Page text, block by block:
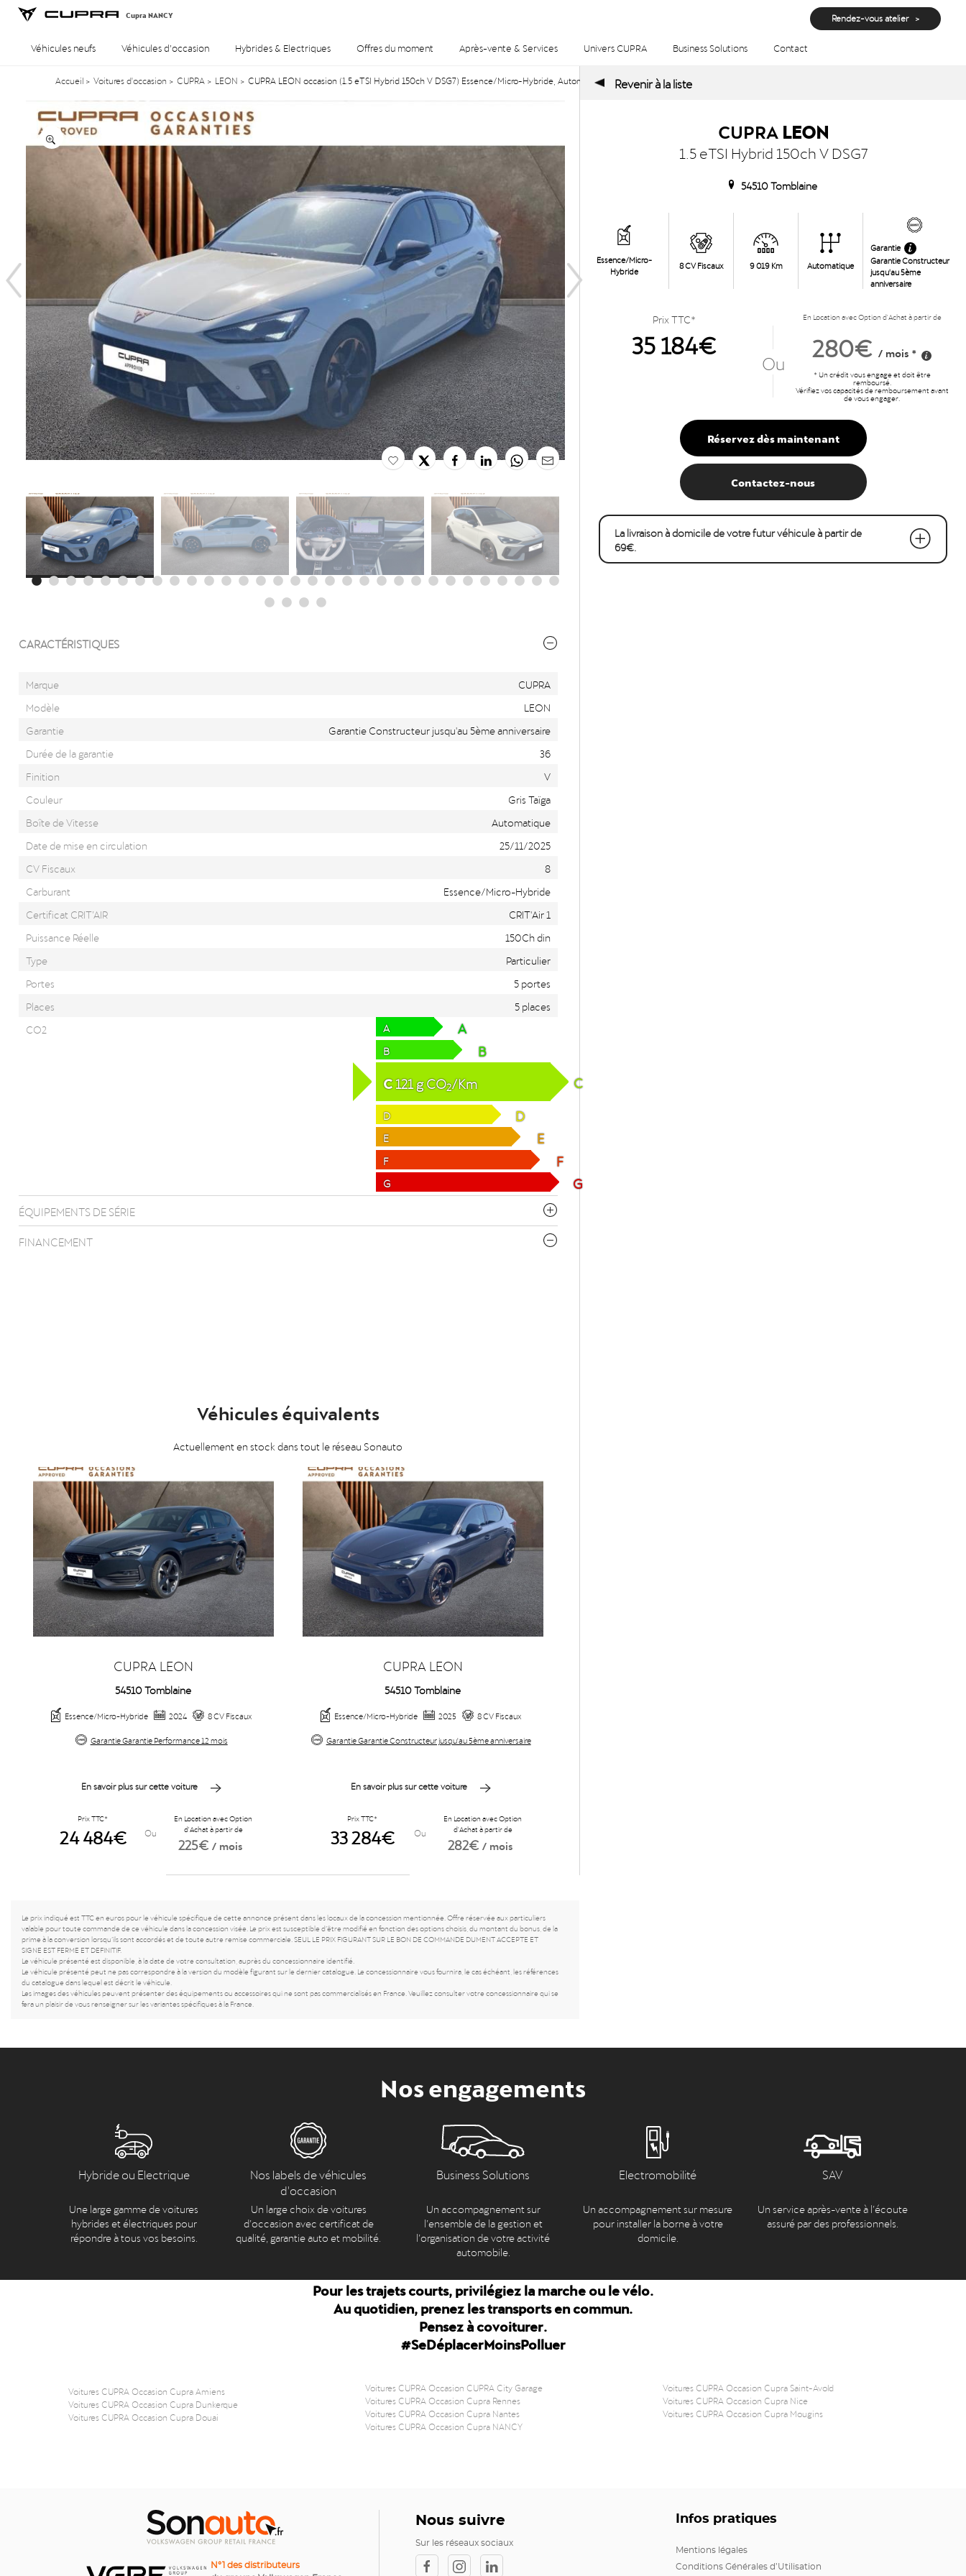
Cupra NANCY Rendez-vous atelier
Véhicules neufs Véhicules d’occasion Hybrides & Electriques Offres du moment Après-vente & Services Univers CUPRA Business Solutions Contact
Accueil > Voitures d'occasion > CUPRA > LEON > CUPRA LEON occasion (1.5 eTSI Hybrid 150ch V DSG7) Essence/Micro-Hybride, Automatique à Tomblaine
CARACTÉRISTIQUES
Marque
CUPRA
Modèle
LEON
Garantie
Garantie Constructeur jusqu'au 5ème anniversaire
Durée de la garantie
36
Finition
V
Couleur
Gris Taïga
Boîte de Vitesse
Automatique
Date de mise en circulation
25/11/2025
CV Fiscaux
8
Carburant
Essence/Micro-Hybride
Certificat CRIT’AIR
CRIT'Air 1
Puissance Réelle
150Ch din
Type
Particulier
Portes
5 portes
Places
5 places
CO2
A A
B B
C121gCO2/Km C
D D
E E
F F
G G
ÉQUIPEMENTS DE SÉRIE
FINANCEMENT
Véhicules équivalents
Actuellement en stock dans tout le réseau Sonauto
CUPRA LEON
54510 Tomblaine
Essence/Micro-Hybride 2024
8 CV Fiscaux
Garantie Garantie Performance 12 mois
En savoir plus sur cette voiture
Prix TTC*
24 484€ Ou
En Location avec Option
d'Achat à partir de
225€ / mois
CUPRA LEON
54510 Tomblaine
Essence/Micro-Hybride 2025
8 CV Fiscaux
Garantie Garantie Constructeur jusqu'au 5ème anniversaire
En savoir plus sur cette voiture
Prix TTC*
33 284€ Ou
En Location avec Option
d'Achat à partir de
282€ / mois
Revenir à la liste
CUPRA LEON
1.5 eTSI Hybrid 150ch V DSG7
54510 Tomblaine
Essence/Micro-
Hybride
8 CV Fiscaux 9 019 Km Automatique
Garantie
Garantie Constructeur
jusqu'au 5ème
anniversaire
Prix TTC*
35 184€
Ou
En Location avec Option d'Achat à partir de
280€ / mois *
* Un crédit vous engage et doit être
remboursé.
Vérifiez vos capacités de remboursement avant
de vous engager.
Réservez dès maintenant
Contactez-nous
La livraison à domicile de votre futur véhicule à partir de
69€.
Le prix indiqué est TTC en euros pour le véhicule spécifique de cette annonce présent dans les locaux de la concession mentionnée. Offre réservée aux particuliers
valable pour toute commande de ce véhicule dans la concession visée. Le prix est susceptible d’être modifié en fonction des options choisis, du montant du bonus, de la
prime à la conversion lorsqu’ils sont accordés et de toute autre remise commerciale. SEUL LE PRIX FIGURANT SUR LE BON DE COMMANDE DUMENT ACCEPTE ET
SIGNE EST FERME ET DEFINITIF.
Le véhicule présenté est disponible, à la date de votre consultation, auprès du concessionnaire identifié.
Le véhicule présenté peut ne pas correspondre à la version du modèle figurant sur le dernier catalogue. Le concessionnaire vous fournira, le cas échéant, les références
du catalogue dans lequel est décrit le véhicule.
Les images des véhicules peuvent présenter des équipements ou accessoires qui ne sont pas commercialisés en France. Veuillez consulter votre concessionnaire qui se
fera un plaisir de vous renseigner sur les variantes spécifiques à la France.
Nos engagements
Hybride ou Electrique
Une large gamme de voitures
hybrides et électriques pour
répondre à tous vos besoins.
Nos labels de véhicules
d'occasion
Un large choix de voitures
d’occasion avec certificat de
qualité, garantie auto et mobilité.
Business Solutions
Un accompagnement sur
l’ensemble de la gestion et
l’organisation de votre activité
automobile.
Electromobilité
Un accompagnement sur mesure
pour installer la borne à votre
domicile.
SAV
Un service après-vente à l’écoute
assuré par des professionnels.
Pour les trajets courts, privilégiez la marche ou le vélo.
Au quotidien, prenez les transports en commun.
Pensez à covoiturer.
#SeDéplacerMoinsPolluer
Voitures CUPRA Occasion Cupra Amiens
Voitures CUPRA Occasion Cupra Dunkerque
Voitures CUPRA Occasion Cupra Douai
Voitures CUPRA Occasion CUPRA City Garage
Voitures CUPRA Occasion Cupra Rennes
Voitures CUPRA Occasion Cupra Nantes
Voitures CUPRA Occasion Cupra NANCY
Voitures CUPRA Occasion Cupra Saint-Avold
Voitures CUPRA Occasion Cupra Nice
Voitures CUPRA Occasion Cupra Mougins
N°1 des distributeurs
Nous suivre
Sur les réseaux sociaux
Infos pratiques
Mentions légales
Conditions Générales d’Utilisation